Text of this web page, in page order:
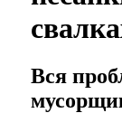
Вся